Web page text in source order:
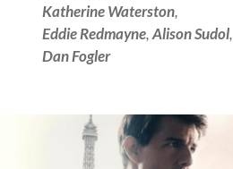
Katherine Waterston,
Eddie Redmayne,Alison Sudol,
Dan Fogler
LIRE PLUS